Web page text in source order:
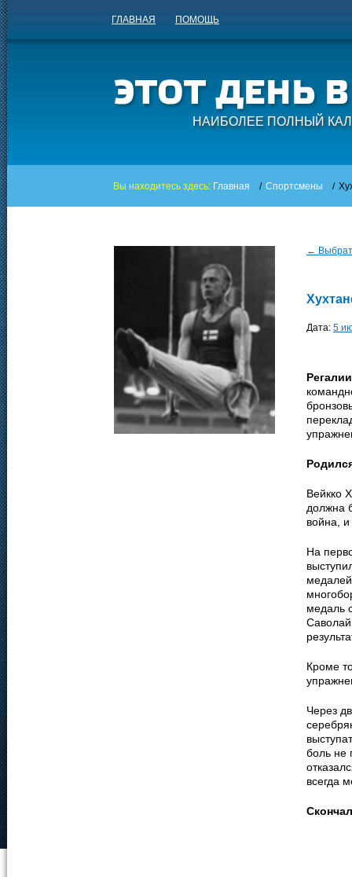
ГЛАВНАЯ ПОМОЩЬ
НАИБОЛЕЕ ПОЛНЫЙ
Вы находитесь здесь: Главная / Спортсмены /
←
Дата: 5
Вейкко
должна
война,
На
медаль
Кроме
Через
боль не
всегда